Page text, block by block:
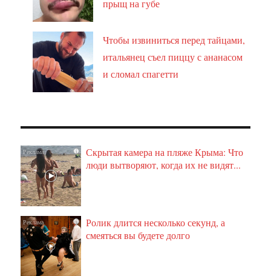
прыщ на губе
Чтобы извиниться перед тайцами,
итальянец съел пиццу с ананасом
и сломал спагетти
i
Скрытая камера на пляже Крыма: Что
люди вытворяют, когда их не видят...
i
Ролик длится несколько секунд, а
смеяться вы будете долго